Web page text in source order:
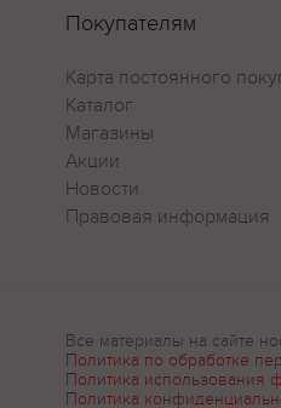
Покупателям
Карта постоянного
Каталог
Магазины
Акции
Новости
Правовая информация
Все материалы на сайте
Политика по обработке
Политика использования
Политика